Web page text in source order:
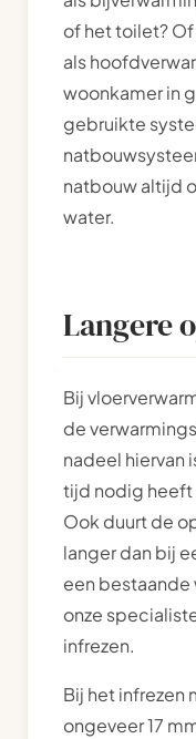
of het toilet?
als
woonkamer in
gebruikte
natbouw altijd
water.
Langere
Bij
de
nadeel hiervan
tijd nodig heeft
Ook duurt de
langer dan bij
een bestaande
onze
infrezen.
Bij het infrezen
ongeveer 17